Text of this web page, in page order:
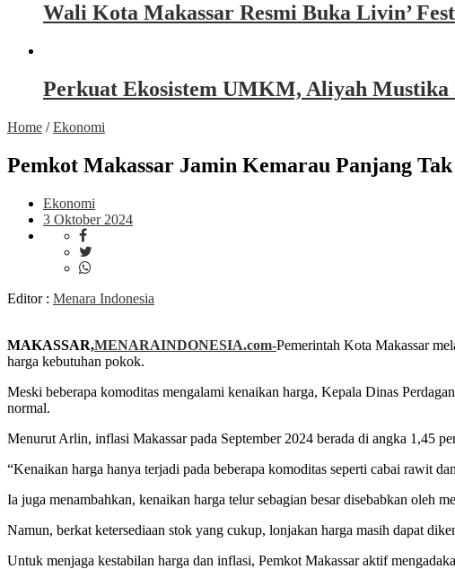
Wali Kota Makassar Resmi Buka Livin’
Perkuat Ekosistem UMKM, Aliyah
Home /Ekonomi
Pemkot Makassar Jamin Kemarau Panjang
Ekonomi
3 Oktober 2024
Editor : Menara Indonesia
MAKASSAR,MENARAINDONESIA.com-Pemerintah Kota Makassar
harga kebutuhan pokok.
Meski beberapa komoditas mengalami kenaikan harga, Kepala Dinas
normal.
Menurut Arlin, inflasi Makassar pada September 2024 berada di angka 1,45
“Kenaikan harga hanya terjadi pada beberapa komoditas seperti cabai rawit
Ia juga menambahkan, kenaikan harga telur sebagian besar disebabkan oleh
Namun, berkat ketersediaan stok yang cukup, lonjakan harga masih dapat
Untuk menjaga kestabilan harga dan inflasi, Pemkot Makassar aktif